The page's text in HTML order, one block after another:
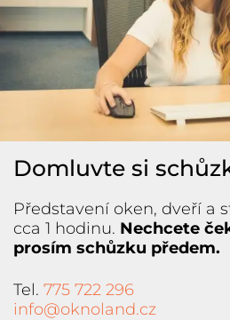
Domluvte si
Představení oken, dveří a
cca 1 hodinu. Nechcete
prosím schůzku předem.
Tel. 775 722 296
info@oknoland.cz